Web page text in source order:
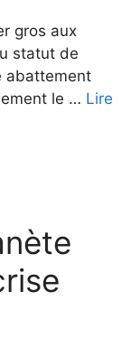
gros aux
statut de
abattement
le … Lire